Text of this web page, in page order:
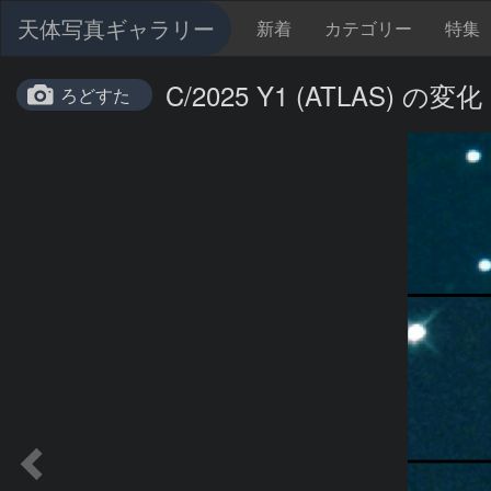
天体写真ギャラリー 新着 カテゴリー 特集
ろどすた C/2025 Y1 (ATLAS) の変化